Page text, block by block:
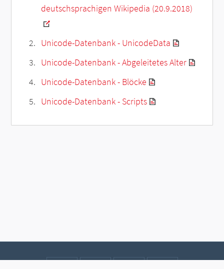
deutschsprachigen Wikipedia (20.9.2018)
Unicode-Datenbank - UnicodeData
Unicode-Datenbank - Abgeleitetes Alter
Unicode-Datenbank - Blöcke
Unicode-Datenbank - Scripts